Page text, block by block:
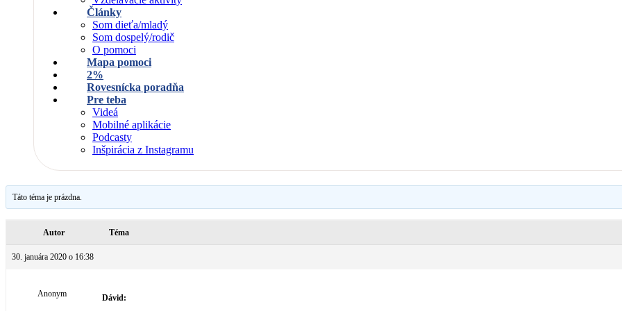
Články
Som dieťa/mladý
Som dospelý/rodič
O pomoci
Mapa pomoci
2%
Rovesnícka poradňa
Pre teba
Videá
Mobilné aplikácie
Podcasty
Inšpirácia z Instagramu
Táto téma je prázdna.
Autor Téma
30. januára 2020 o 16:38
Anonym Dávid: